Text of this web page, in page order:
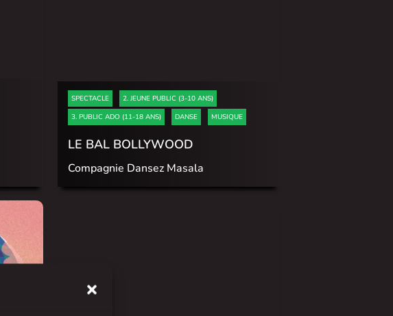
SPECTACLE
2. JEUNE PUBLIC (3-10 ANS)
3. PUBLIC ADO (11-18 ANS)
DANSE MUSIQUE
LE BAL BOLLYWOOD
Compagnie Dansez Masala